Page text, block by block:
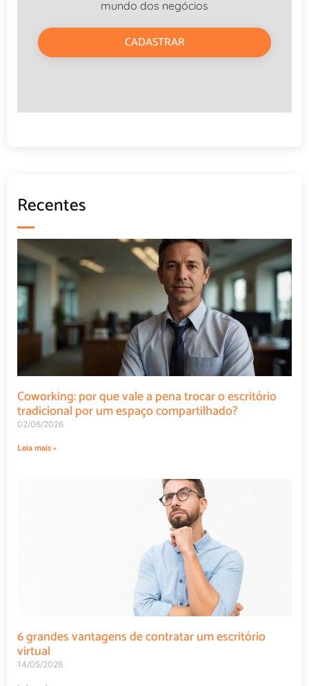
Coworking: por que vale a pena trocar o escritório
tradicional por um espaço compartilhado?
02/06/2026
Leia mais »
6 grandes vantagens de contratar um escritório